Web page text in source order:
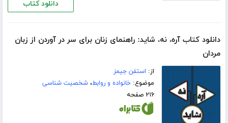
دانلود کتاب
دانلود کتاب آره، نه، شاید: راهنمای زنان برای سر در آوردن از زبان
مردان
از: استفن جیمز
موضوع:خانواده و روابط،شخصیت شناسی
۲۱۶ صفحه